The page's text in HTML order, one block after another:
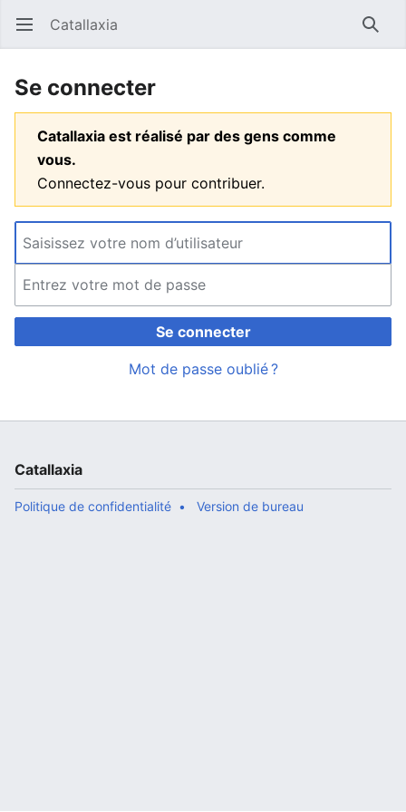
Ouvrir le menu principal Catallaxia
Se connecter
Catallaxia est réalisé par des gens comme
vous.
Connectez-vous pour contribuer.
Se connecter
Mot de passe oublié ?
Catallaxia
Politique de confidentialité Version de bureau